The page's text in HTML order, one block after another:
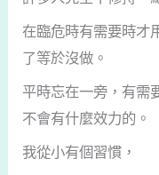
在臨危時有需要時才
了等於沒做。
平時忘在一旁，有需
不會有什麼效力的。
我從小有個習慣，